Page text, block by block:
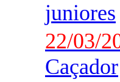
juniores
22/03/
Caçador